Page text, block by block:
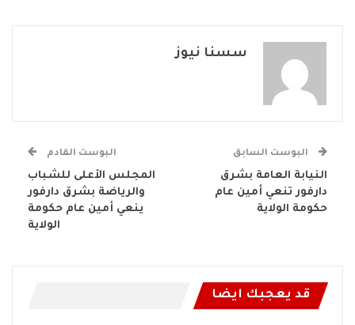
سسنا نيوز
البوست السابق
النيابة العامة بشرق
دارفور تنعي أمين عام
حكومة الولاية
البوست القادم
المجلس الأعلى للشباب
والرياضة بشرق دارفور
ينعي أمين عام حكومة
الولاية
قد يعجبك ايضا